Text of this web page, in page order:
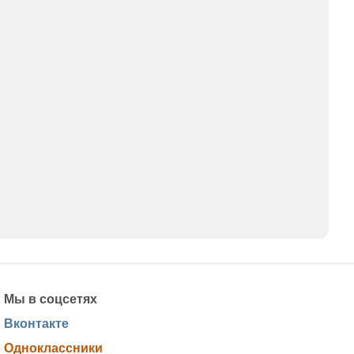
Мы в соцсетях
Вконтакте
Одноклассники